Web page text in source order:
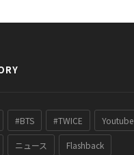
#BTS #TWICE Youtube
ニュース Flashback